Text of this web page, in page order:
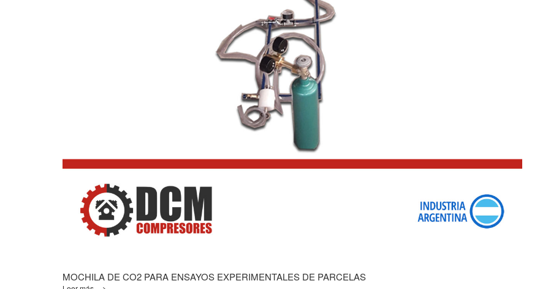
MOCHILA DE CO2 PARA ENSAYOS EXPERIMENTALES DE PARCELAS